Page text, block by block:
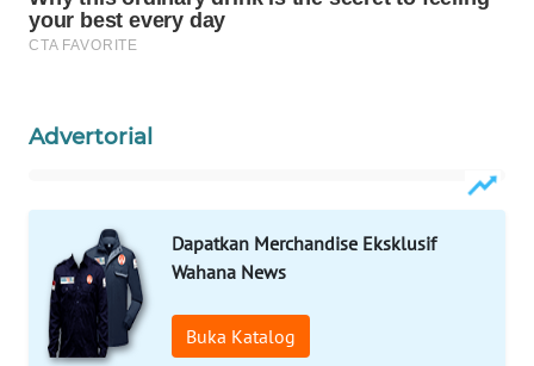
Advertorial
Dapatkan Merchandise Eksklusif
Wahana News
Buka Katalog
MASYARAKAT
WALINKI
ID
MARTABAT
NET